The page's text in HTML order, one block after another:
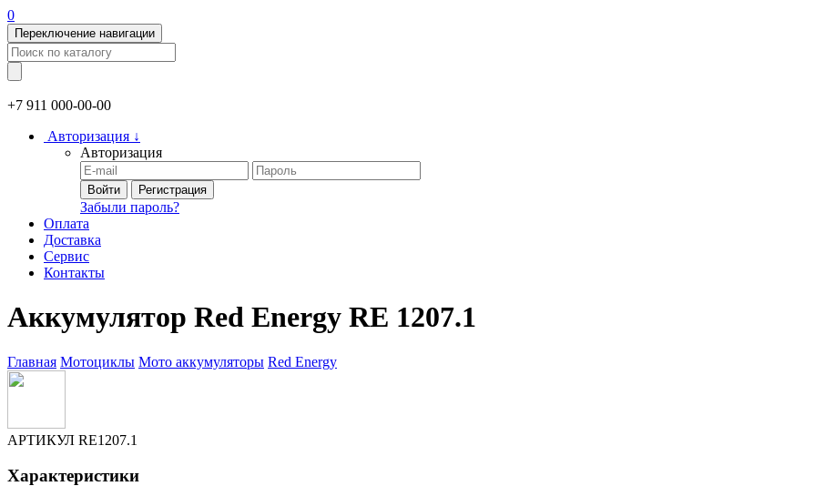
0
Переключение навигации
+7 911 000-00-00
Авторизация ↓
Авторизация
Войти Регистрация
Забыли пароль?
Оплата
Доставка
Сервис
Контакты
Аккумулятор Red Energy RE 1207.1
Главная Мотоциклы Мото аккумуляторы Red Energy
АРТИКУЛ RE1207.1
Характеристики